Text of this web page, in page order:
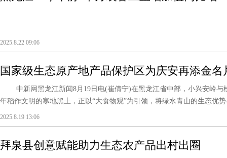
2025.8.22 09:06
国家级生态原产地产品保护区为庆安再添金名
中新网黑龙江新闻8月19日电(崔倩宁)在黑龙江省中部，小兴安岭与
年稻作文明的寒地黑土，正以“大食物观”为引领，将绿水青山的生态优
2025.8.19 13:06
拜泉县创意赋能助力生态农产品出村出圈